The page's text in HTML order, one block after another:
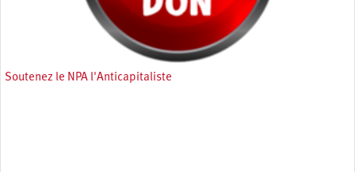
Soutenez le NPA l'Anticapitaliste